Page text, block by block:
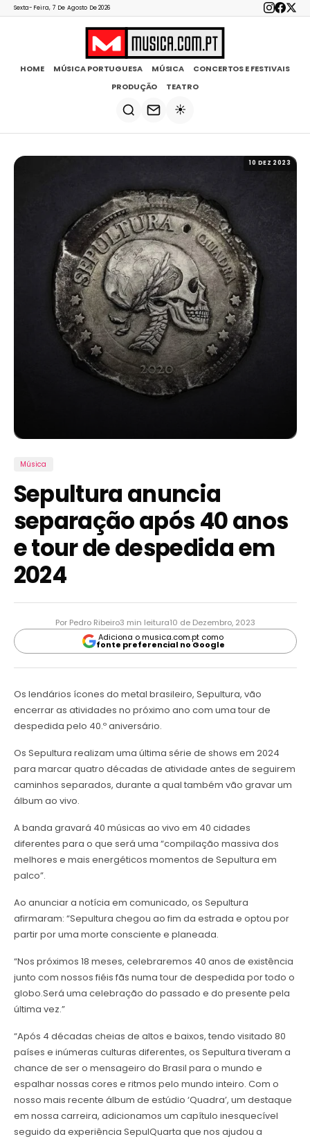
Sexta-Feira, 7 De Agosto De 2026
HOME MÚSICA PORTUGUESA MÚSICA
CONCERTOS E FESTIVAIS
PRODUÇÃO
TEATRO
☀️
10 DEZ 2023
Música
Sepultura anuncia
separação após 40 anos
e tour de despedida em
2024
Por Pedro Ribeiro3 min leitura10 de Dezembro, 2023
Adiciona o musica.com.pt como
fonte preferencial no Google
Os lendários ícones do metal brasileiro, Sepultura, vão
encerrar as atividades no próximo ano com uma tour de
despedida pelo 40.º aniversário.
Os Sepultura realizam uma última série de shows em 2024
para marcar quatro décadas de atividade antes de seguirem
caminhos separados, durante a qual também vão gravar um
álbum ao vivo.
A banda gravará 40 músicas ao vivo em 40 cidades
diferentes para o que será uma “compilação massiva dos
melhores e mais energéticos momentos de Sepultura em
palco”.
Ao anunciar a notícia em comunicado, os Sepultura
afirmaram: “Sepultura chegou ao fim da estrada e optou por
partir por uma morte consciente e planeada.
“Nos próximos 18 meses, celebraremos 40 anos de existência
junto com nossos fiéis fãs numa tour de despedida por todo o
globo.Será uma celebração do passado e do presente pela
última vez.”
“Após 4 décadas cheias de altos e baixos, tendo visitado 80
países e inúmeras culturas diferentes, os Sepultura tiveram a
chance de ser o mensageiro do Brasil para o mundo e
espalhar nossas cores e ritmos pelo mundo inteiro. Com o
nosso mais recente álbum de estúdio ‘Quadra’, um destaque
em nossa carreira, adicionamos um capítulo inesquecível
seguido da experiência SepulQuarta que nos ajudou a